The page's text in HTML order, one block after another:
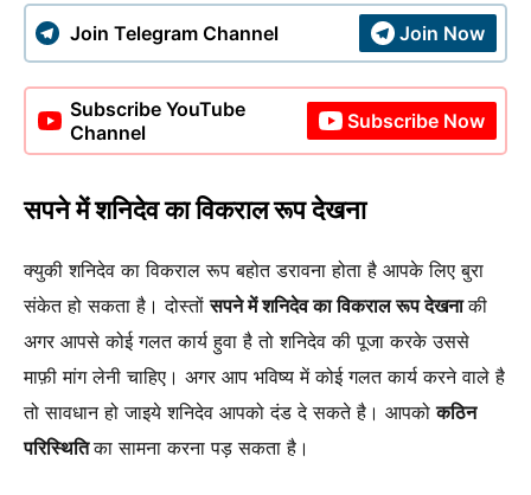
Join Telegram Channel Join Now
Subscribe YouTube
Channel
Subscribe Now
सपने में शनिदेव का विकराल रूप देखना
क्युकी शनिदेव का विकराल रूप बहोत डरावना होता है आपके लिए बुरा
संकेत हो सकता है। दोस्तोंसपने में शनिदेव का विकराल रूप देखनाकी
अगर आपसे कोई गलत कार्य हुवा है तो शनिदेव की पूजा करके उससे
माफ़ी मांग लेनी चाहिए। अगर आप भविष्य में कोई गलत कार्य करने वाले है
तो सावधान हो जाइये शनिदेव आपको दंड दे सकते है। आपकोकठिन
परिस्थितिका सामना करना पड़ सकता है।